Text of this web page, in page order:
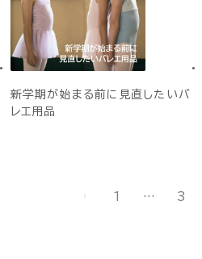
新学期が始まる前に見直したいバ
レエ用品
1 … 3